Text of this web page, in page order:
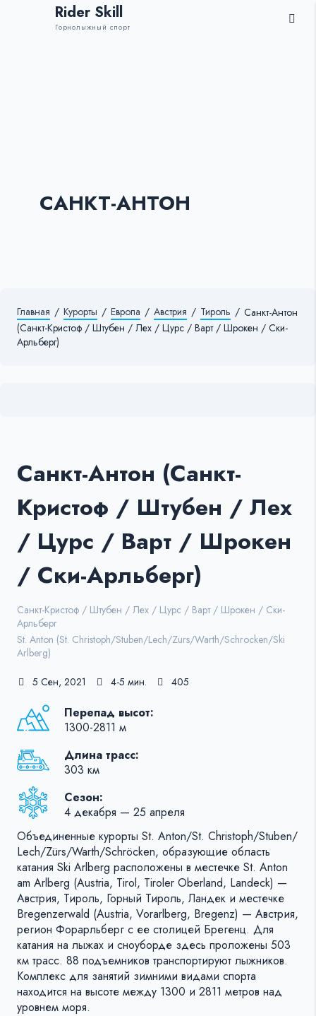
Rider Skill
Горнолыжный спорт
САНКТ-АНТОН
Главная / Курорты / Европа / Австрия / Тироль / Санкт-Антон
(Санкт-Кристоф / Штубен / Лех / Цурс / Варт / Шрокен / Ски-
Арльберг)
Санкт-Антон (Санкт-
Кристоф / Штубен / Лех
/ Цурс / Варт / Шрокен
/ Ски-Арльберг)
Санкт-Кристоф / Штубен / Лех / Цурс / Варт / Шрокен / Ски-
Арльберг
St. Anton (St. Christoph/Stuben/Lech/Zurs/Warth/Schrocken/Ski
Arlberg)
5 Сен, 2021 4-5 мин. 405
Перепад высот:
1300-2811 м
Длина трасс:
303 км
Сезон:
4 декабря — 25 апреля
Объединенные курорты St. Anton/​St. Christoph/​Stuben/​
Lech/​Zürs/​Warth/​Schröcken, образующие область
катания Ski Arlberg расположены в местечке St. Anton
am Arlberg (Austria, Tirol, Tiroler Oberland, Landeck) —
Австрия, Тироль, Горный Тироль, Ландек и местечке
Bregenzerwald (Austria, Vorarlberg, Bregenz) — Австрия,
регион Форарльберг с ее столицей Брегенц. Для
катания на лыжах и сноуборде здесь проложены 503
км трасс. 88 подъемников транспортируют лыжников.
Комплекс для занятий зимними видами спорта
находится на высоте между 1300 и 2811 метров над
уровнем моря.